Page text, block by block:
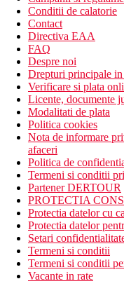
Conditii de calatorie
Contact
Directiva EAA
FAQ
Despre noi
Drepturi principale
Verificare si plata
Licente, documente
Modalitati de plata
Politica cookies
Nota de informare
afaceri
Politica de
Termeni si conditii
Partener DERTOUR
PROTECTIA
Protectia datelor cu
Protectia datelor
Setari
Termeni si conditii
Termeni si conditii
Vacante in rate